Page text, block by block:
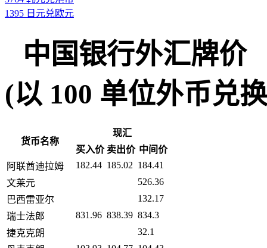
1395 日元兑欧元
中国银行外汇牌价
(以 100 单位外币兑
货币名称
现汇
买入价 卖出价 中间价
阿联酋迪拉姆
182.44 185.02 184.41
文莱元
526.36
巴西雷亚尔
132.17
瑞士法郎
831.96 838.39 834.3
捷克克朗
32.1